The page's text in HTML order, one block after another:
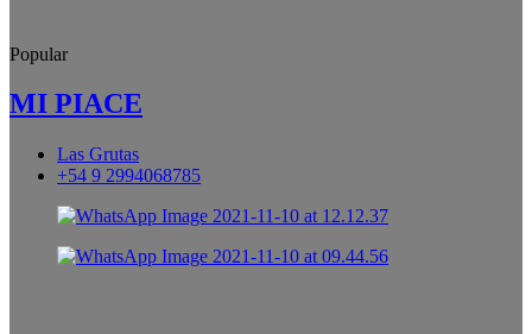
Popular
MI PIACE
Las Grutas
+54 9 2994068785